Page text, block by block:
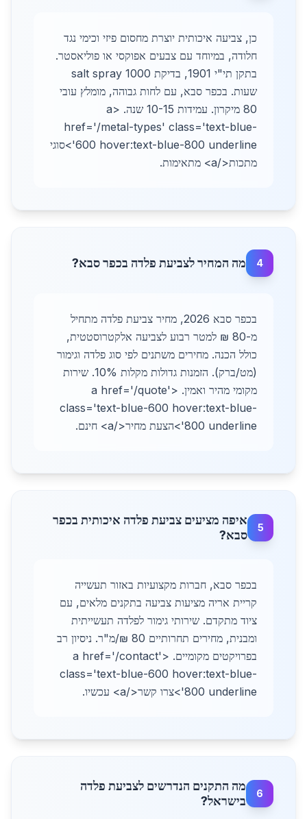
כן, צביעה איכותית יוצרת מחסום פיזי וכימי נגד
חלודה, במיוחד עם צבעים אפוקסי או פוליאסטר.
בתקן תי"י 1901, בדיקת salt spray 1000
שעות. בכפר סבא, עם לחות גבוהה, מומלץ עובי
80 מיקרון. עמידות 10-15 שנה. <a
href='/metal-types' class='text-blue-
600 hover:text-blue-800 underline'>סוגי
מתכות</a> מתאימות.
4 מה המחיר לצביעת פלדה בכפר סבא?
בכפר סבא 2026, מחיר צביעת פלדה מתחיל
מ-80 ₪ למטר רבוע לצביעה אלקטרוסטטית,
כולל הכנה. מחירים משתנים לפי סוג פלדה וגימור
(מט/ברק). הזמנות גדולות מקלות 10%. שירות
מקומי מהיר ואמין. <a href='/quote'
class='text-blue-600 hover:text-blue-
800 underline'>הצעת מחיר</a> חינם.
5
איפה מציעים צביעת פלדה איכותית בכפר
סבא?
בכפר סבא, חברות מקצועיות באזור תעשייה
קריית אריה מציעות צביעה בתקנים מלאים, עם
ציוד מתקדם. שירותי גימור לפלדה תעשייתית
ומבנית, מחירים תחרותיים 80 ₪/מ"ר. ניסיון רב
בפרויקטים מקומיים. <a href='/contact'
class='text-blue-600 hover:text-blue-
800 underline'>צרו קשר</a> עכשיו.
6
מה התקנים הנדרשים לצביעת פלדה
בישראל?